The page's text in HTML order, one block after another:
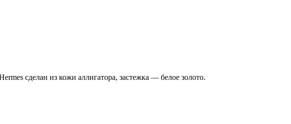
сделан из кожи аллигатора, застежка — белое золото.